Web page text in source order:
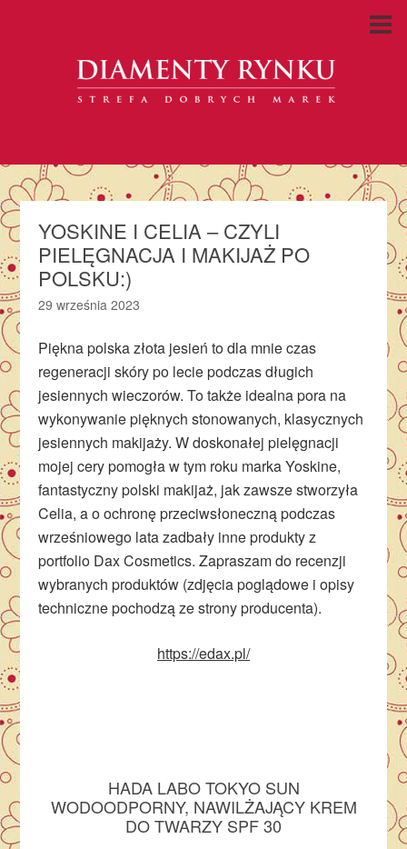
YOSKINE I CELIA – CZYLI
PIELĘGNACJA I MAKIJAŻ PO
POLSKU:)
29 września 2023
Piękna polska złota jesień to dla mnie czas
regeneracji skóry po lecie podczas długich
jesiennych wieczorów. To także idealna pora na
wykonywanie pięknych stonowanych, klasycznych
jesiennych makijaży. W doskonałej pielęgnacji
mojej cery pomogła w tym roku marka Yoskine,
fantastyczny polski makijaż, jak zawsze stworzyła
Celia, a o ochronę przeciwsłoneczną podczas
wrześniowego lata zadbały inne produkty z
portfolio Dax Cosmetics. Zapraszam do recenzji
wybranych produktów (zdjęcia poglądowe i opisy
techniczne pochodzą ze strony producenta).
https://edax.pl/
HADA LABO TOKYO SUN
WODOODPORNY, NAWILŻAJĄCY KREM
DO TWARZY SPF 30